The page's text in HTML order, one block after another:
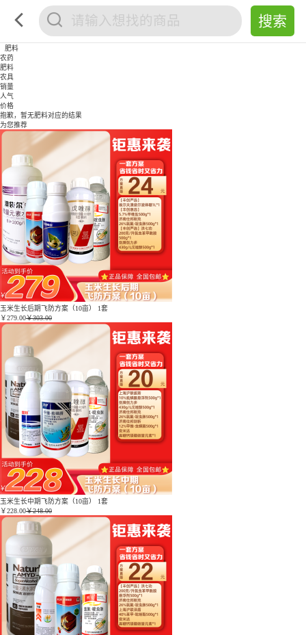
肥料
农药
肥料
农具
销量
人气
价格
抱歉，暂无肥料对应的结果
为您推荐
玉米生长后期飞防方案（10亩） 1套
￥279.00￥303.00
玉米生长中期飞防方案（10亩） 1套
￥228.00￥248.00